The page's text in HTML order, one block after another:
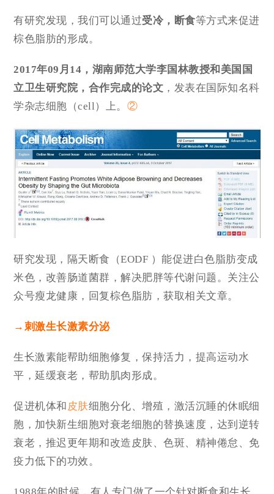
有研究发现，我们可以通过受冷，断食等方式来促进
棕色脂肪的形成。
2017年09月14，湖南师范大学李国林教授和美国国
立卫生研究院，合作完成的论文 ，发表在国际知名科
学杂志细胞（cell）上。 ②
研究发现，隔天断食（EODF ）能促进白色脂肪变成
米色，改善肠道菌群，解决肥胖等代谢问题。关注公
众号瘦龙健康，回复棕色脂肪，获取相关文章。
→刺激生长激素分泌
生长激素能帮助细胞修复，保持活力，提高运动水
平，延缓衰老，帮助肌肉形成。
促进机体和 皮肤细胞分化、增殖，激活沉睡的休眠细
胞，加快新生细胞对衰老细胞的替换速度，达到逆转
衰老，推迟更年期和改造皮肤、色斑、精神倦怠、免
疫力低下的功效。